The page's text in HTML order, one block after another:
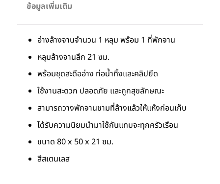
ข้อมูลเพิ่มเติม
อ่างล้างจานจำนวน 1 หลุม พร้อม 1 ที่พักจาน
หลุมล้างจานลึก 21 ซม.
พร้อมชุดสะดืออ่าง ท่อน้ำทิ้งและคลิปยืด
ใช้งานสะดวก ปลอดภัย และถูกสุขลักษณะ
สามารถวางพักจานชามที่ล้างแล้วให้แห้งก่อนเก็บ
ได้รับความนิยมนำมาใช้กันแทบจะทุกครัวเรือน
ขนาด 80 x 50 x 21 ซม.
สีสเตนเลส